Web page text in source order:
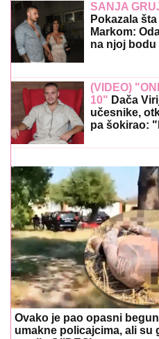
SANJA
Pokazala
Markom:
na njoj bodu
(VIDEO)
10" Dača
učesnike,
pa šokirao:
Ovako je pao opasni
umakne policajcima, ali su